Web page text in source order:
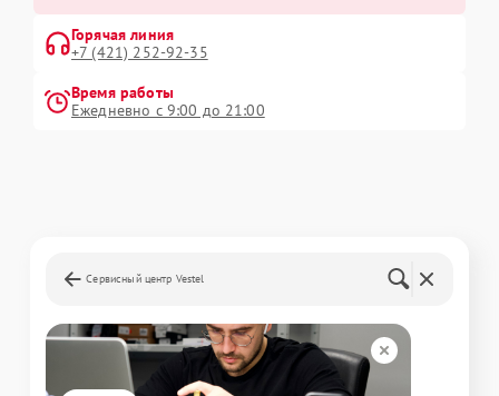
Горячая линия
+7 (421) 252-92-35
Время работы
Ежедневно с 9:00 до 21:00
Сервисный центр Vestel